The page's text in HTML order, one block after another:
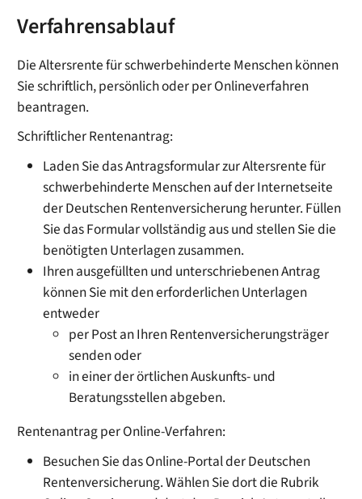
Verfahrensablauf
Die Altersrente für schwerbehinderte Menschen können
Sie schriftlich, persönlich oder per Onlineverfahren
beantragen.
Schriftlicher Rentenantrag:
Laden Sie das Antragsformular zur Altersrente für
schwerbehinderte Menschen auf der Internetseite
der Deutschen Rentenversicherung herunter. Füllen
Sie das Formular vollständig aus und stellen Sie die
benötigten Unterlagen zusammen.
Ihren ausgefüllten und unterschriebenen Antrag
können Sie mit den erforderlichen Unterlagen
entweder
per Post an Ihren Rentenversicherungsträger
senden oder
in einer der örtlichen Auskunfts- und
Beratungsstellen abgeben.
Rentenantrag per Online-Verfahren:
Besuchen Sie das Online-Portal der Deutschen
Rentenversicherung. Wählen Sie dort die Rubrik